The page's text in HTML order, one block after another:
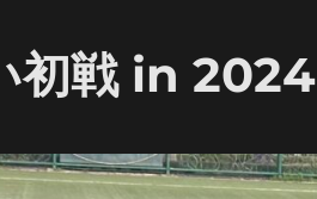
初戦 in 2024